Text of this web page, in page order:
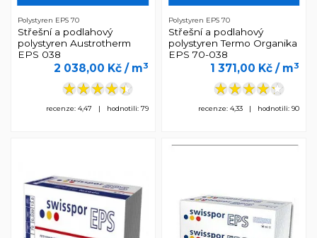
Polystyren EPS 70
Střešní a podlahový
polystyren Austrotherm
EPS 038
2 038,00 Kč / m3
recenze: 4,47 | hodnotili: 79
Polystyren EPS 70
Střešní a podlahový
polystyren Termo Organika
EPS 70-038
1 371,00 Kč / m3
recenze: 4,33 | hodnotili: 90